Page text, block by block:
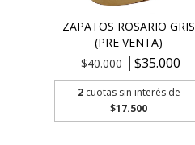
ZAPATOS ROSARIO GRIS
(PRE VENTA)
$40.000 $35.000
2 cuotas sin interés de
$17.500